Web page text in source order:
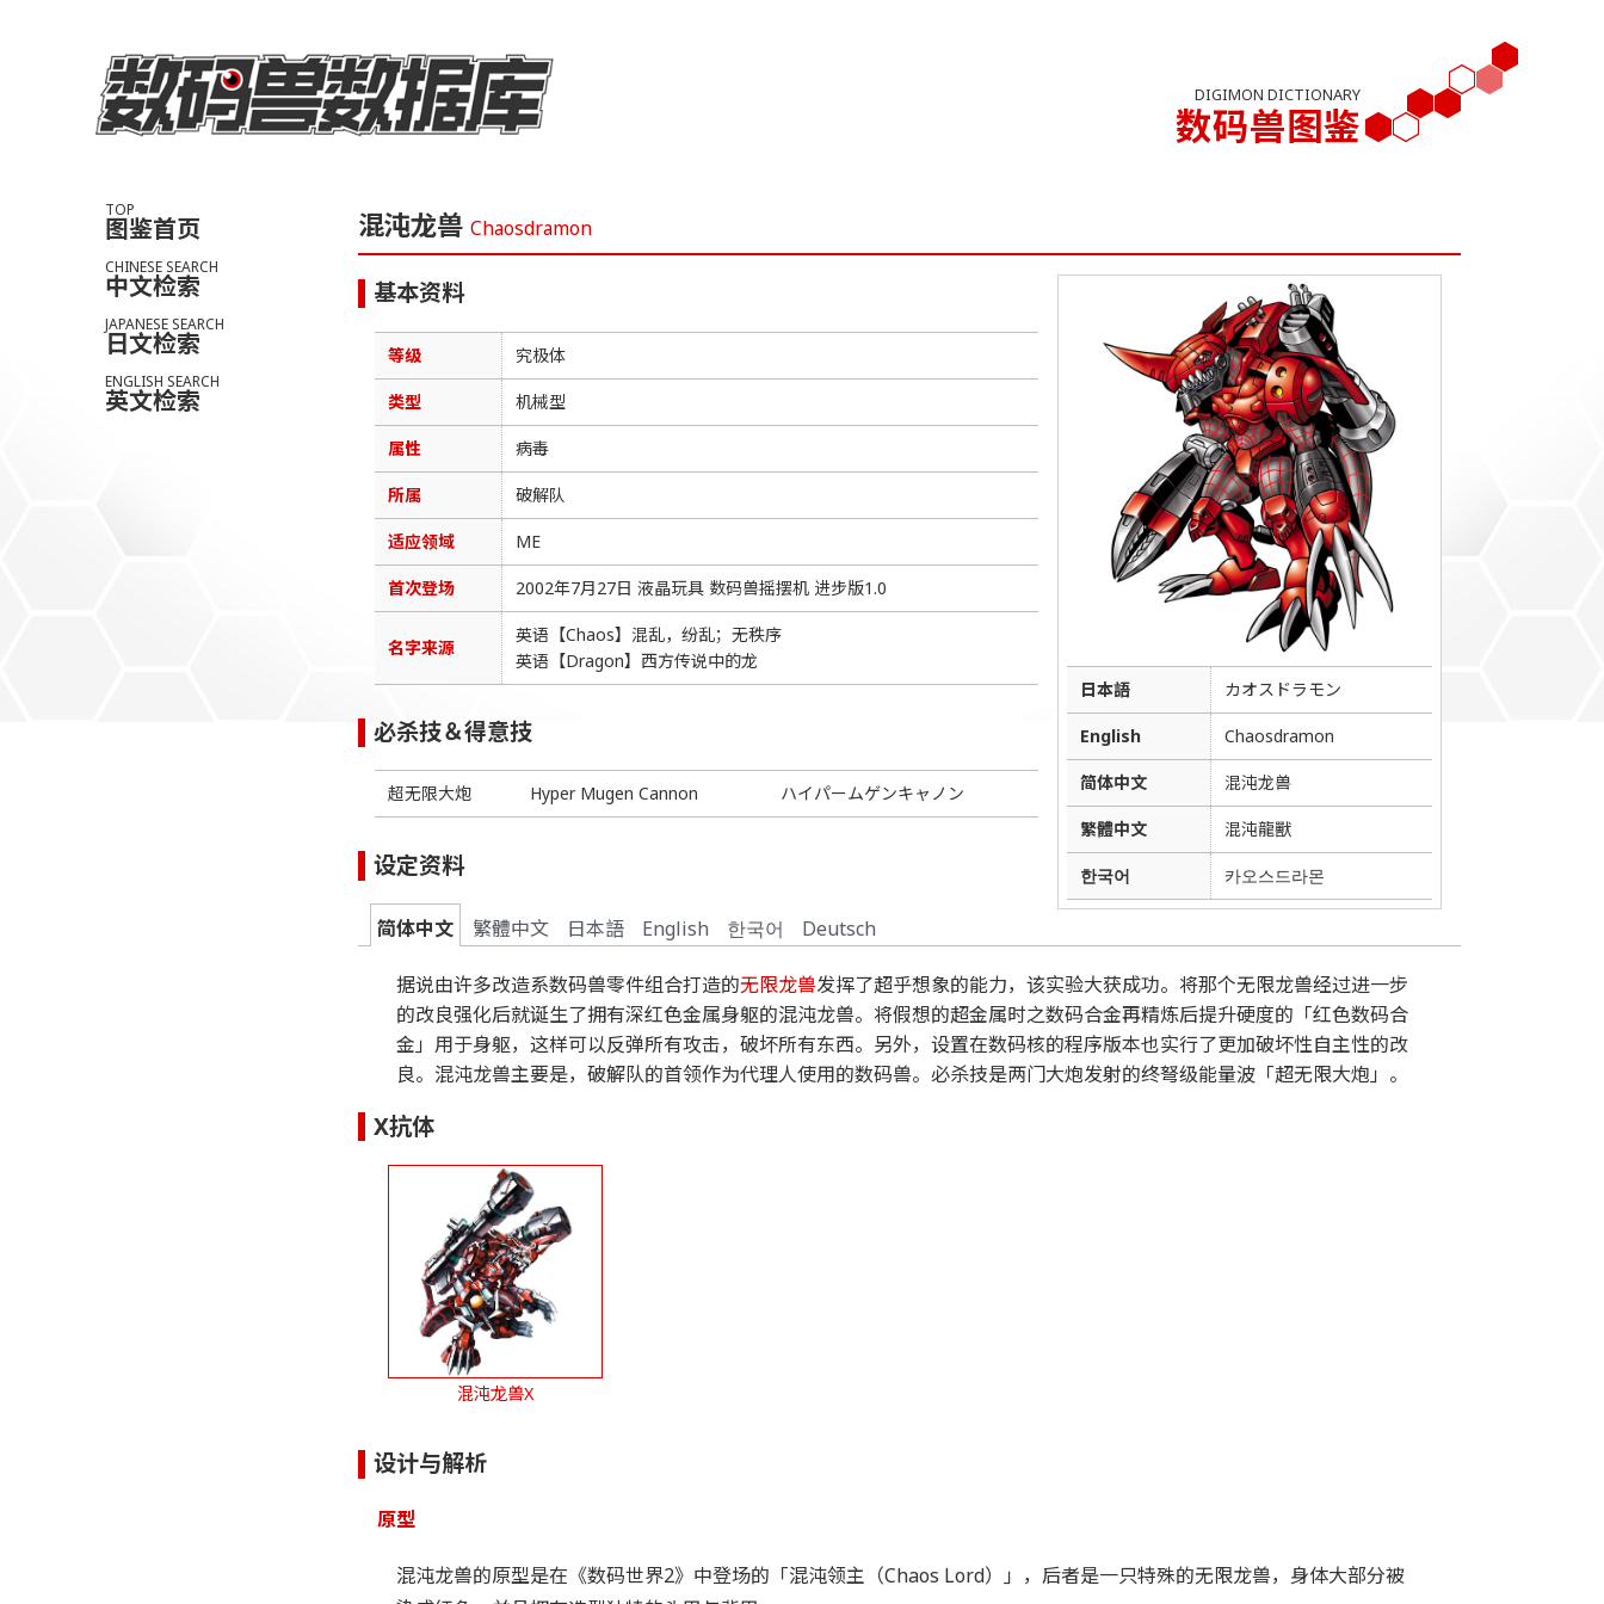
TOP
图鉴首页
CHINESE SEARCH
中文检索
JAPANESE SEARCH
日文检索
ENGLISH SEARCH
英文检索
DIGIMON DICTIONARY
数码兽图鉴
混沌龙兽 Chaosdramon
日本語 カオスドラモン
English Chaosdramon
简体中文 混沌龙兽
繁體中文 混沌龍獸
한국어 카오스드라몬
基本资料
等级 究极体
类型 机械型
属性 病毒
所属 破解队
适应领域 ME
首次登场 2002年7月27日 液晶玩具 数码兽摇摆机 进步版1.0
名字来源
英语【Chaos】混乱，纷乱；无秩序
英语【Dragon】西方传说中的龙
必杀技＆得意技
超无限大炮 Hyper Mugen Cannon ハイパームゲンキャノン
设定资料
简体中文 繁體中文 日本語 English 한국어 Deutsch
据说由许多改造系数码兽零件组合打造的无限龙兽发挥了超乎想象的能力，该实验大获成功。将那个无限龙兽经过进一步
的改良强化后就诞生了拥有深红色金属身躯的混沌龙兽。将假想的超金属时之数码合金再精炼后提升硬度的「红色数码合
金」用于身躯，这样可以反弹所有攻击，破坏所有东西。另外，设置在数码核的程序版本也实行了更加破坏性自主性的改
良。混沌龙兽主要是，破解队的首领作为代理人使用的数码兽。必杀技是两门大炮发射的终弩级能量波「超无限大炮」。
X抗体
混沌龙兽X
设计与解析
原型
混沌龙兽的原型是在《数码世界2》中登场的「混沌领主（Chaos Lord）」，后者是一只特殊的无限龙兽，身体大部分被